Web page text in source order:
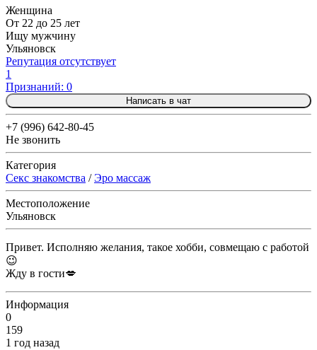
Женщина
От 22 до 25 лет
Ищу мужчину
Ульяновск
Репутация отсутствует
1
Признаний: 0
Написать в чат
+7 (996) 642-80-45
Не звонить
Категория
Секс знакомства /Эро массаж
Местоположение
Ульяновск
Привет. Исполняю желания, такое хобби, совмещаю с работой
😉
Жду в гости💋
Информация
0
159
1 год назад